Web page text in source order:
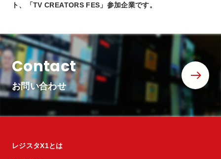
ト、「TV CREATORS FES」参加企業です。
Contact
お問い合わせ
レジスタX1とは